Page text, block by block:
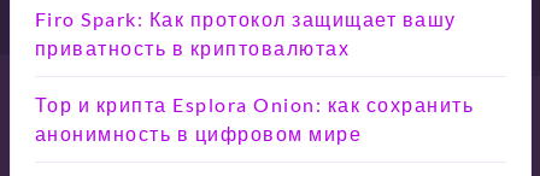
Firo Spark: Как протокол защищает вашу
приватность в криптовалютах
Тор и крипта Esplora Onion: как сохранить
анонимность в цифровом мире